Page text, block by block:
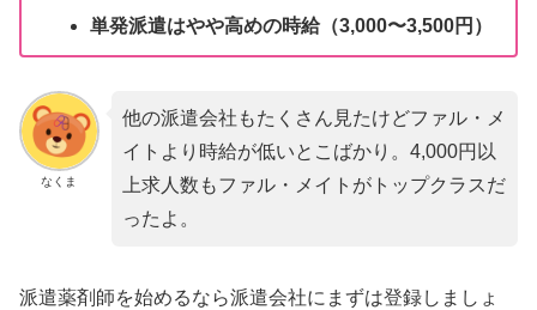
単発派遣はやや高めの時給（3,000〜3,500円）
なくま
他の派遣会社もたくさん見たけどファル・メ
イトより時給が低いとこばかり。4,000円以
上求人数もファル・メイトがトップクラスだ
ったよ。
派遣薬剤師を始めるなら派遣会社にまずは登録しましょ